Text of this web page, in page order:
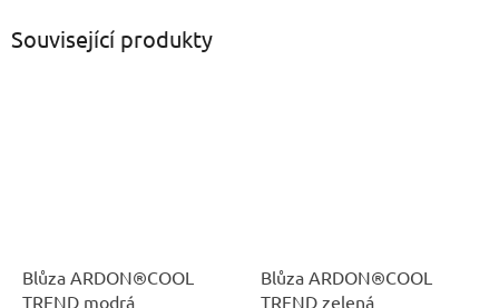
Související produkty
Blůza ARDON®COOL
TREND modrá
Blůza ARDON®COOL
TREND zelená